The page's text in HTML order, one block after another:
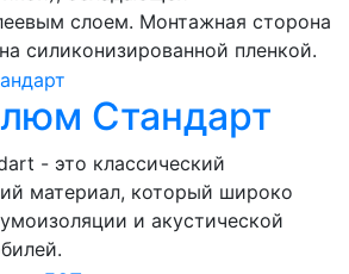
слоем. Монтажная сторона
силиконизированной пленкой.
Стандарт
- это классический
материал, который широко
и акустической